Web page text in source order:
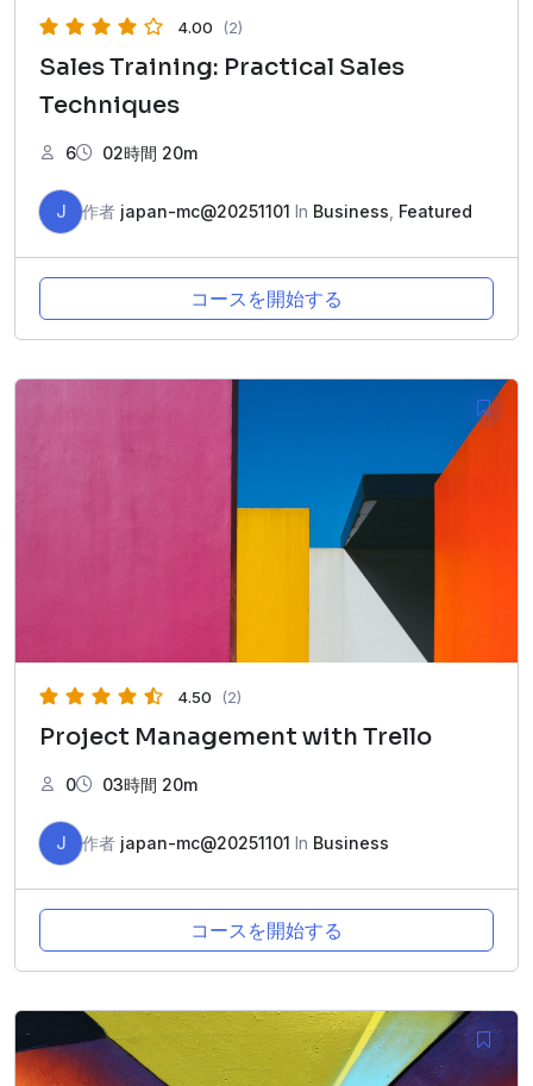
4.00 (2)
Sales Training: Practical Sales
Techniques
6 02時間 20m
J 作者 japan-mc@20251101 In Business Featured
コースを開始する
4.50 (2)
Project Management with Trello
0 03時間 20m
J 作者 japan-mc@20251101 In Business
コースを開始する